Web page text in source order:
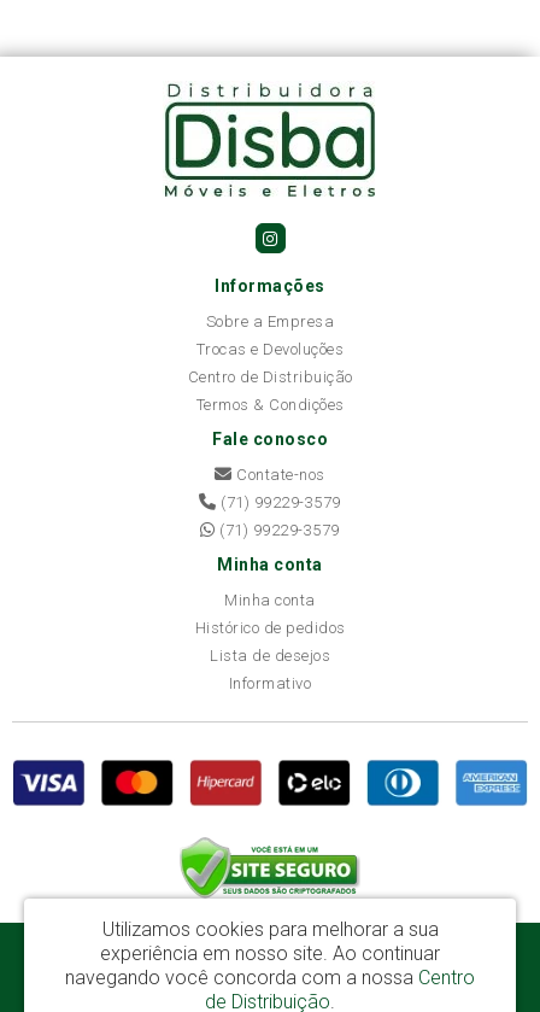
Informações
Sobre a Empresa
Trocas e Devoluções
Centro de Distribuição
Termos & Condições
Fale conosco
Contate-nos
(71) 99229-3579
(71) 99229-3579
Minha conta
Minha conta
Histórico de pedidos
Lista de desejos
Informativo
Disba Móveis Salvador Ltda - CNPJ: 52.081.184/0001-65
Av. Cardeal Avelar Brandão Villela, 2696 - Mata Escura - Salvador / BA - CEP:
Utilizamos cookies para melhorar a sua
experiência em nosso site. Ao continuar
navegando você concorda com a nossa Centro
de Distribuição.